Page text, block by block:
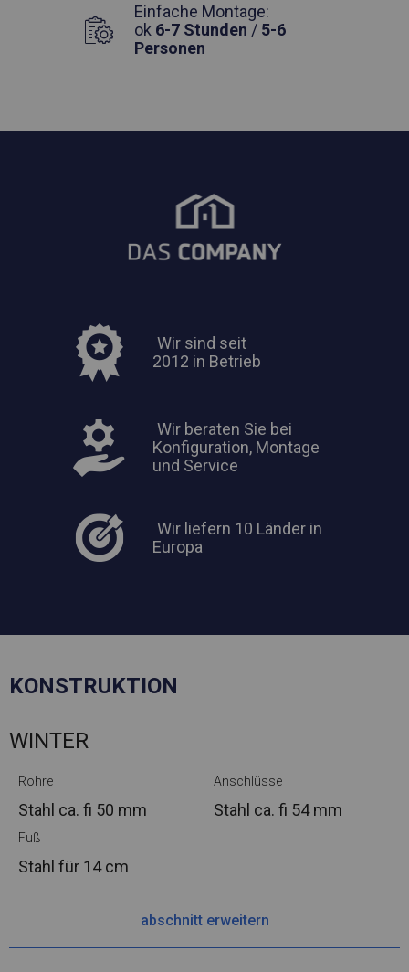
Einfache Montage:
ok 6-7 Stunden / 5-6
Personen
Wir sind seit
2012 in Betrieb
Wir beraten Sie bei
Konfiguration, Montage
und Service
Wir liefern 10 Länder in
Europa
KONSTRUKTION
WINTER
Rohre
Stahl ca. fi 50 mm
Anschlüsse
Stahl ca. fi 54 mm
Fuß
Stahl für 14 cm
abschnitt erweitern